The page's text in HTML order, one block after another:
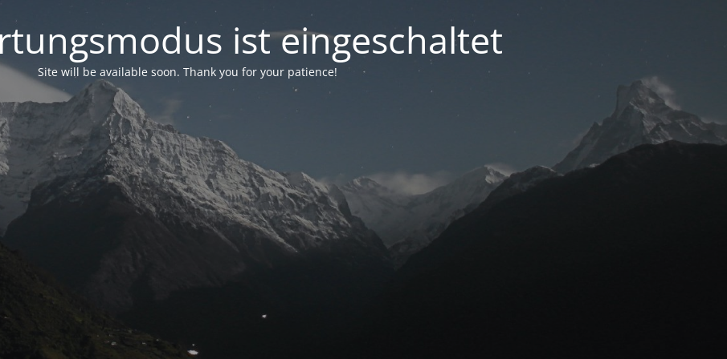
ist eingeschaltet
Site will be available soon. Thank you for your patience!